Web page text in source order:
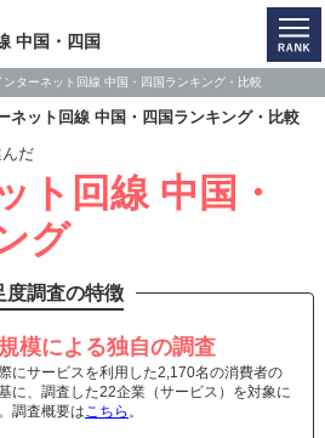
中国・四国
ンターネット回線 中国・四国ランキング・比較
ネット回線 中国・四国ランキング・比較
だ
ト回線 中国・
グ
度調査の特徴
模による独自の調査
にサービスを利用した2,170名の消費者の
に、調査した22企業（サービス）を対象に
調査概要はこちら 。